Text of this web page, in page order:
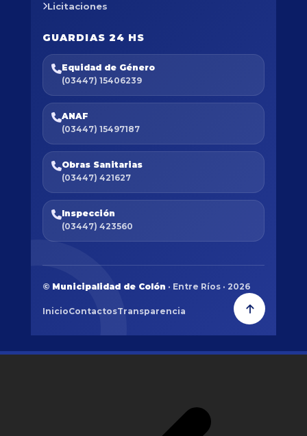
Licitaciones
GUARDIAS 24 HS
Equidad de Género
(03447) 15406239
ANAF
(03447) 15497187
Obras Sanitarias
(03447) 421627
Inspección
(03447) 423560
© Municipalidad de Colón · Entre Ríos · 2026
InicioContactosTransparencia